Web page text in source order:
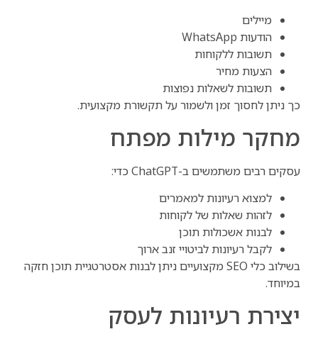
מיילים
הודעות WhatsApp
תשובות ללקוחות
הצעות מחיר
תשובות לשאלות נפוצות
כך ניתן לחסוך זמן ולשמור על תקשורת מקצועית.
מחקר מילות מפתח
עסקים רבים משתמשים ב-ChatGPT כדי:
למצוא רעיונות למאמרים
לזהות שאלות של לקוחות
לבנות אשכולות תוכן
לקבל רעיונות לביטויי זנב ארוך
בשילוב כלי SEO מקצועיים ניתן לבנות אסטרטגיית תוכן חזקה
במיוחד.
יצירת רעיונות לעסק